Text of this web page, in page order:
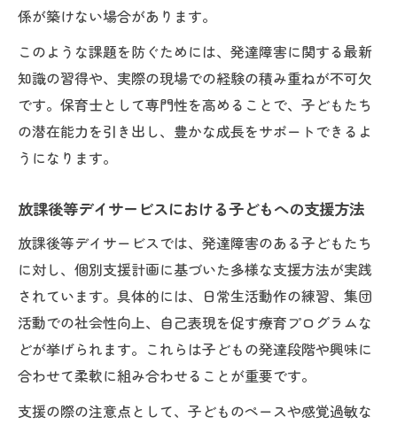
係が築けない場合があります。
このような課題を防ぐためには、発達障害に関する最新
知識の習得や、実際の現場での経験の積み重ねが不可欠
です。保育士として専門性を高めることで、子どもたち
の潜在能力を引き出し、豊かな成長をサポートできるよ
うになります。
放課後等デイサービスにおける子どもへの支援方法
放課後等デイサービスでは、発達障害のある子どもたち
に対し、個別支援計画に基づいた多様な支援方法が実践
されています。具体的には、日常生活動作の練習、集団
活動での社会性向上、自己表現を促す療育プログラムな
どが挙げられます。これらは子どもの発達段階や興味に
合わせて柔軟に組み合わせることが重要です。
支援の際の注意点として、子どものペースや感覚過敏な